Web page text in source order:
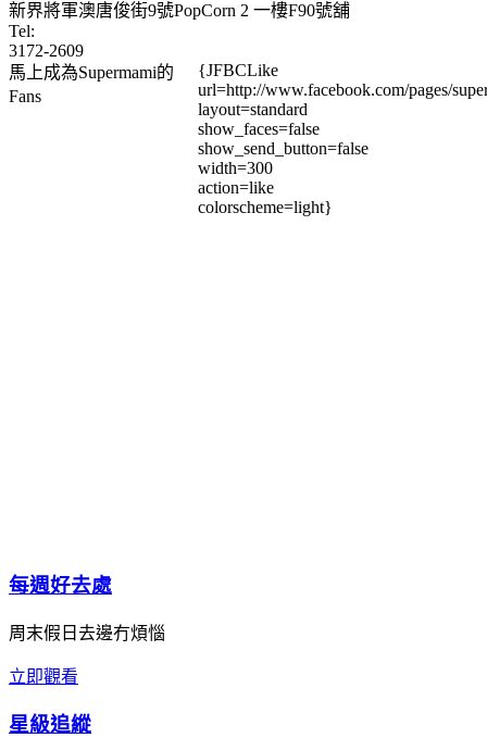
新界將軍澳唐俊街9號PopCorn 2 一樓F90號舖
Tel:
3172-2609
馬上成為Supermami的
Fans
{JFBCLike
url=http://www.facebook.com/pages/
layout=standard
show_faces=false
show_send_button=false
width=300
action=like
colorscheme=light}
每週好去處
周末假日去邊冇煩惱
立即觀看
星級追縱